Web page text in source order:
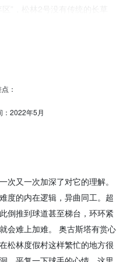
”，松林2号没有传统的长草
又一次加深了对它的理解。
度的内在逻辑，异曲同工。超
倒推到球道甚至梯台，环环紧
会难上加难。 奥古斯塔有赏心
松林度假村这样繁忙的地方很
：
2022年5月